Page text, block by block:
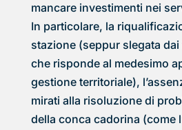
mancare investimenti nei
In particolare, la
stazione (seppur slegata
che risponde al medesimo
gestione territoriale),
mirati alla risoluzione di
della conca cadorina (come